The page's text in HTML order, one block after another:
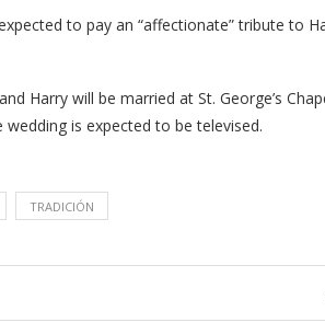
to pay an “affectionate” tribute to
Harry will be married at St. George’s
is expected to be televised.
TRADICIÓN